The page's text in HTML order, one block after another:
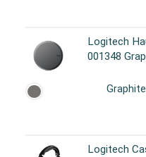
Logitech
001348
Graphite
Logitech